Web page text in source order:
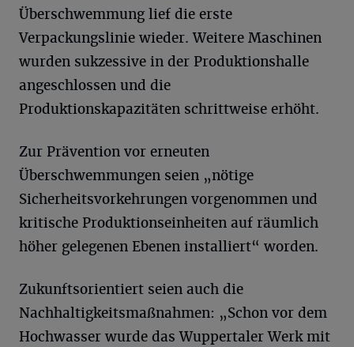
Überschwemmung lief die erste
Verpackungslinie wieder. Weitere Maschinen
wurden sukzessive in der Produktionshalle
angeschlossen und die
Produktionskapazitäten schrittweise erhöht.
Zur Prävention vor erneuten
Überschwemmungen seien „nötige
Sicherheitsvorkehrungen vorgenommen und
kritische Produktionseinheiten auf räumlich
höher gelegenen Ebenen installiert“ worden.
Zukunftsorientiert seien auch die
Nachhaltigkeitsmaßnahmen: „Schon vor dem
Hochwasser wurde das Wuppertaler Werk mit